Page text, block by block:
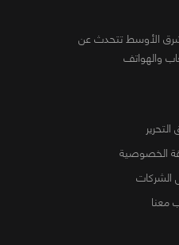
الأوسط تتحدث عن
والهواتف
التحرير
الخصوصية
الشركات
معنا